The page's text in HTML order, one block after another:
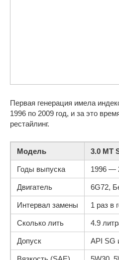
Первая генерация имела
1996 по 2009 год, и за это
рестайлинг.
Модель 3.0 MT
Годы выпуска 1996 —
Двигатель 6G72,
Интервал замены 1 раз в
Сколько лить 4.9
Допуск API SG